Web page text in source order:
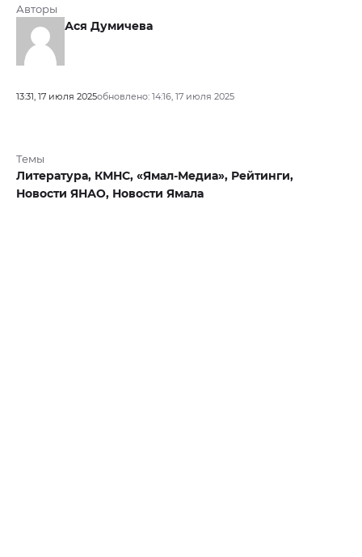
Авторы
Ася Думичева
13:31, 17 июля 2025обновлено: 14:16, 17 июля 2025
Темы
Литература, КМНС, «Ямал-Медиа», Рейтинги,
Новости ЯНАО, Новости Ямала